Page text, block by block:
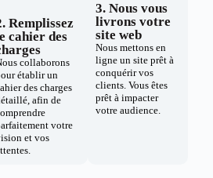
Remplissez
cahier des
collaborons
établir un
des charges
afin de
votre
et vos
3. Nous vous
livrons votre
site web
Nous mettons en
ligne un site prêt à
conquérir vos
clients. Vous êtes
prêt à impacter
votre audience.